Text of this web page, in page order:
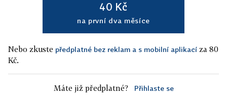
40 Kč
na první dva měsíce
Nebo zkuste předplatné bez reklam a s mobilní aplikací za 80
Kč.
Máte již předplatné? Přihlaste se